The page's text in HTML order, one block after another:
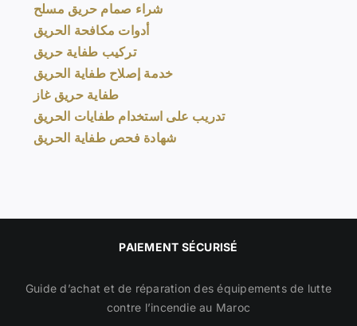
شراء صمام حريق مسلح
أدوات مكافحة الحريق
تركيب طفاية حريق
خدمة إصلاح طفاية الحريق
طفاية حريق غاز
تدريب على استخدام طفايات الحريق
شهادة فحص طفاية الحريق
PAIEMENT SÉCURISÉ
Guide d’achat et de réparation des équipements de lutte
contre l’incendie au Maroc